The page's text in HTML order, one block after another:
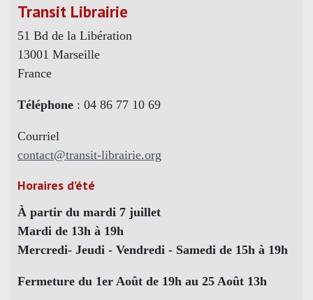
Transit Librairie
51 Bd de la Libération
13001 Marseille
France
Téléphone : 04 86 77 10 69
Courriel
contact@transit-librairie.org
Horaires d’été
À partir du mardi 7 juillet
Mardi de 13h à 19h
Mercredi- Jeudi - Vendredi - Samedi de 15h à 19h
Fermeture du 1er Août de 19h au 25 Août 13h